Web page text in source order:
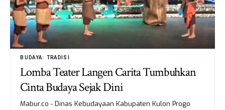
BUDAYA TRADISI
Lomba Teater Langen Carita Tumbuhkan
Cinta Budaya Sejak Dini
Mabur.co - Dinas Kebudayaan Kabupaten Kulon Progo